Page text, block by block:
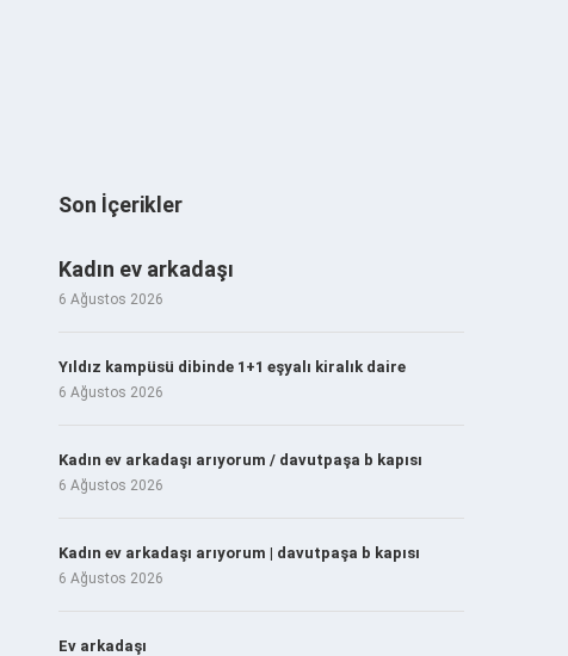
Son İçerikler
Kadın ev arkadaşı
6 Ağustos 2026
Yıldız kampüsü dibinde 1+1 eşyalı kiralık daire
6 Ağustos 2026
Kadın ev arkadaşı arıyorum / davutpaşa b kapısı
6 Ağustos 2026
Kadın ev arkadaşı arıyorum | davutpaşa b kapısı
6 Ağustos 2026
Ev arkadaşı